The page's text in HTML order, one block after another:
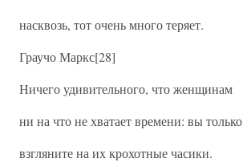
насквозь, тот очень много теряет.
Граучо Маркс[28]
Ничего удивительного, что женщинам
ни на что не хватает времени: вы только
взгляните на их крохотные часики.